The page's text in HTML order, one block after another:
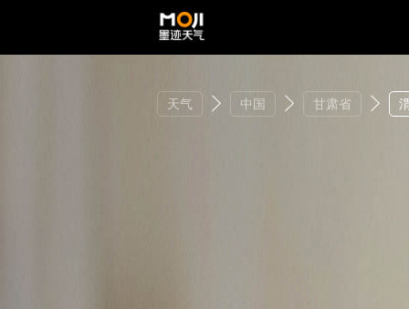
天气 中国 甘肃省